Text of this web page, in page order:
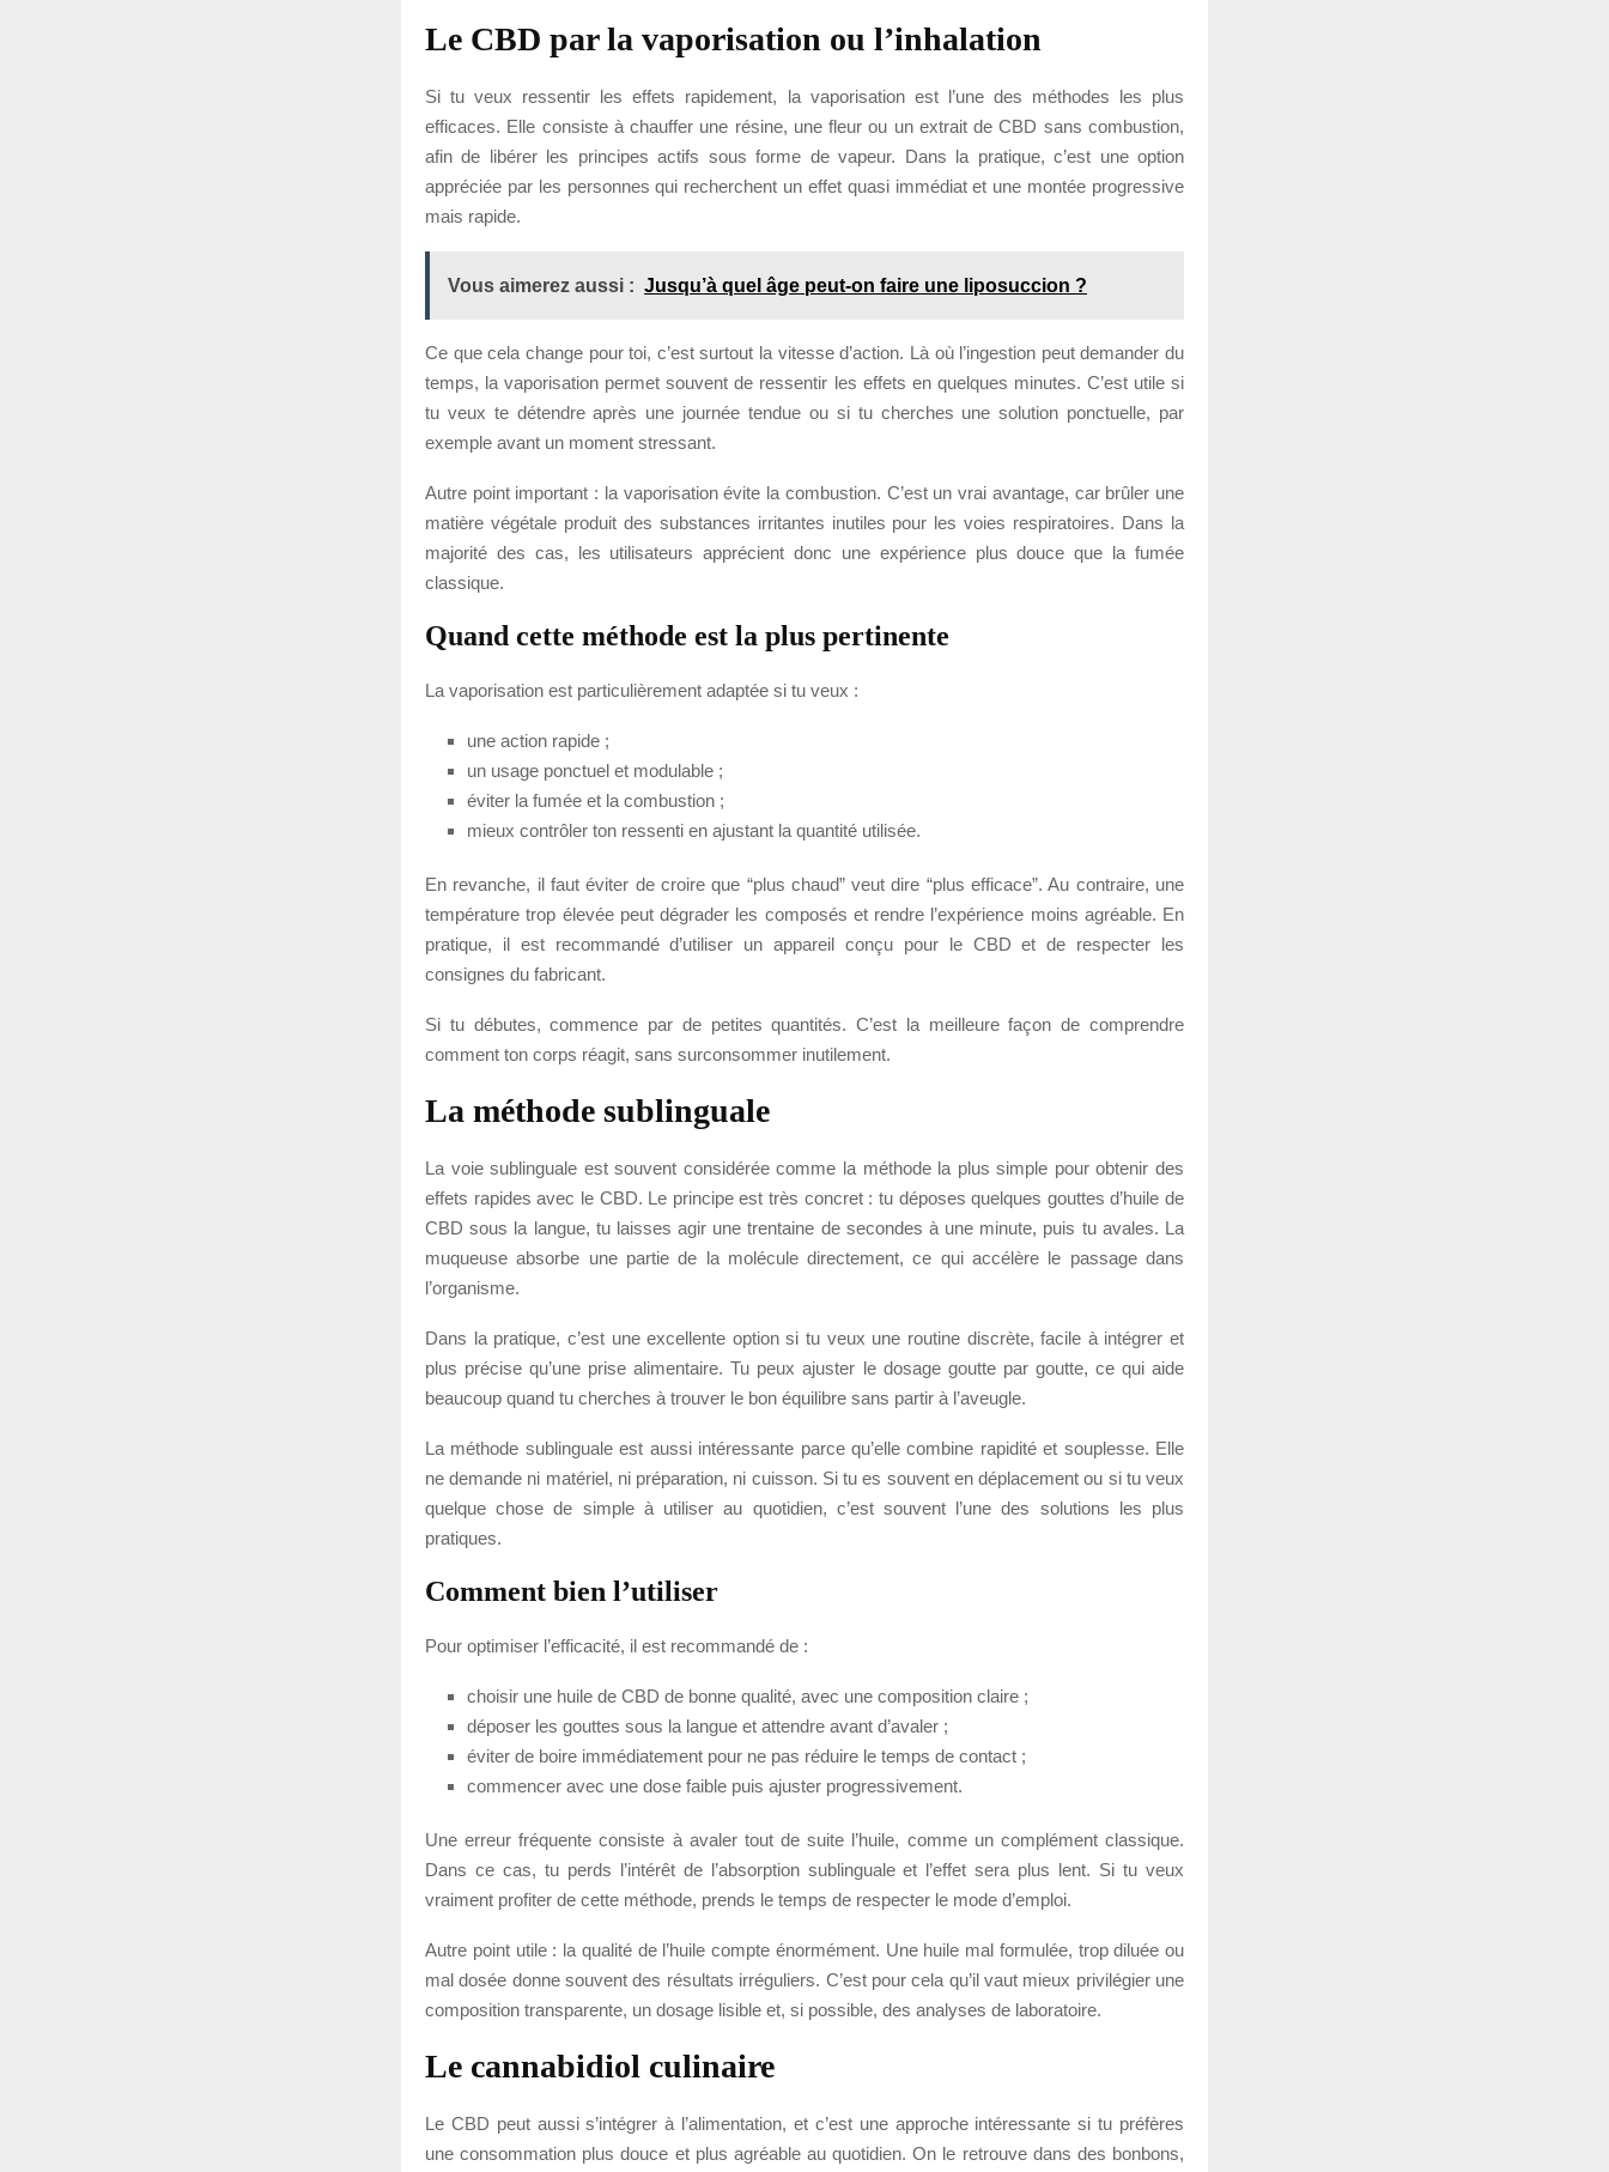
Le CBD par la vaporisation ou l’inhalation
Si tu veux ressentir les effets rapidement, la vaporisation est l’une des méthodes les plus
efficaces. Elle consiste à chauffer une résine, une fleur ou un extrait de CBD sans combustion,
afin de libérer les principes actifs sous forme de vapeur. Dans la pratique, c’est une option
appréciée par les personnes qui recherchent un effet quasi immédiat et une montée progressive
mais rapide.
Vous aimerez aussi : Jusqu’à quel âge peut-on faire une liposuccion ?
Ce que cela change pour toi, c’est surtout la vitesse d’action. Là où l’ingestion peut demander du
temps, la vaporisation permet souvent de ressentir les effets en quelques minutes. C’est utile si
tu veux te détendre après une journée tendue ou si tu cherches une solution ponctuelle, par
exemple avant un moment stressant.
Autre point important : la vaporisation évite la combustion. C’est un vrai avantage, car brûler une
matière végétale produit des substances irritantes inutiles pour les voies respiratoires. Dans la
majorité des cas, les utilisateurs apprécient donc une expérience plus douce que la fumée
classique.
Quand cette méthode est la plus pertinente
La vaporisation est particulièrement adaptée si tu veux :
une action rapide ;
un usage ponctuel et modulable ;
éviter la fumée et la combustion ;
mieux contrôler ton ressenti en ajustant la quantité utilisée.
En revanche, il faut éviter de croire que “plus chaud” veut dire “plus efficace”. Au contraire, une
température trop élevée peut dégrader les composés et rendre l’expérience moins agréable. En
pratique, il est recommandé d’utiliser un appareil conçu pour le CBD et de respecter les
consignes du fabricant.
Si tu débutes, commence par de petites quantités. C’est la meilleure façon de comprendre
comment ton corps réagit, sans surconsommer inutilement.
La méthode sublinguale
La voie sublinguale est souvent considérée comme la méthode la plus simple pour obtenir des
effets rapides avec le CBD. Le principe est très concret : tu déposes quelques gouttes d’huile de
CBD sous la langue, tu laisses agir une trentaine de secondes à une minute, puis tu avales. La
muqueuse absorbe une partie de la molécule directement, ce qui accélère le passage dans
l’organisme.
Dans la pratique, c’est une excellente option si tu veux une routine discrète, facile à intégrer et
plus précise qu’une prise alimentaire. Tu peux ajuster le dosage goutte par goutte, ce qui aide
beaucoup quand tu cherches à trouver le bon équilibre sans partir à l’aveugle.
La méthode sublinguale est aussi intéressante parce qu’elle combine rapidité et souplesse. Elle
ne demande ni matériel, ni préparation, ni cuisson. Si tu es souvent en déplacement ou si tu veux
quelque chose de simple à utiliser au quotidien, c’est souvent l’une des solutions les plus
pratiques.
Comment bien l’utiliser
Pour optimiser l’efficacité, il est recommandé de :
choisir une huile de CBD de bonne qualité, avec une composition claire ;
déposer les gouttes sous la langue et attendre avant d’avaler ;
éviter de boire immédiatement pour ne pas réduire le temps de contact ;
commencer avec une dose faible puis ajuster progressivement.
Une erreur fréquente consiste à avaler tout de suite l’huile, comme un complément classique.
Dans ce cas, tu perds l’intérêt de l’absorption sublinguale et l’effet sera plus lent. Si tu veux
vraiment profiter de cette méthode, prends le temps de respecter le mode d’emploi.
Autre point utile : la qualité de l’huile compte énormément. Une huile mal formulée, trop diluée ou
mal dosée donne souvent des résultats irréguliers. C’est pour cela qu’il vaut mieux privilégier une
composition transparente, un dosage lisible et, si possible, des analyses de laboratoire.
Le cannabidiol culinaire
Le CBD peut aussi s’intégrer à l’alimentation, et c’est une approche intéressante si tu préfères
une consommation plus douce et plus agréable au quotidien. On le retrouve dans des bonbons,